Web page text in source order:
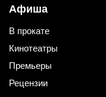
Афиша
В прокате
Кинотеатры
Премьеры
Рецензии